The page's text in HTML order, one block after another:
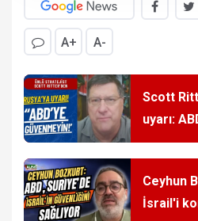
A+ A-
Scott
uyarı:
Ceyhun
İsrail'i